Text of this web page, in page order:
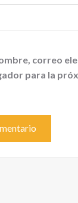
correo
para la